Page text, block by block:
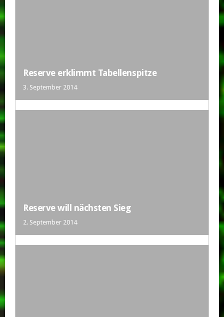
Reserve erklimmt Tabellenspitze
3. September 2014
Reserve will nächsten Sieg
2. September 2014